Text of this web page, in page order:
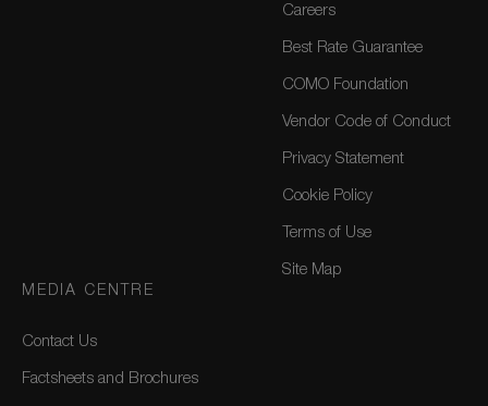
Careers
Best Rate Guarantee
COMO Foundation
Vendor Code of Conduct
Privacy Statement
Cookie Policy
Terms of Use
Site Map
MEDIA CENTRE
Contact Us
Factsheets and Brochures